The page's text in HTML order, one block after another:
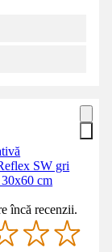
SW gri
cm
încă recenzii.